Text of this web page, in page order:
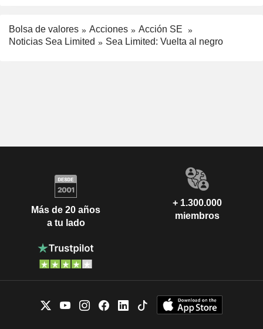
Bolsa de valores Acciones
Acción SE
Noticias Sea Limited
Sea Limited: Vuelta al negro
Más de 20 años
a tu lado
+ 1.300.000
miembros